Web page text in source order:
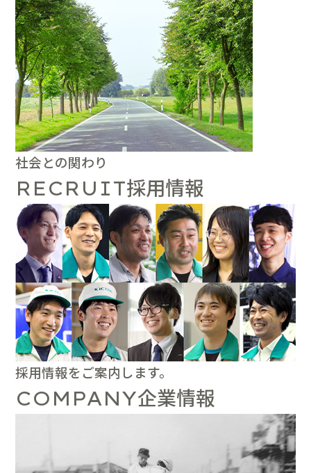
社会との関わり
RECRUIT採用情報
採用情報をご案内します。
COMPANY企業情報